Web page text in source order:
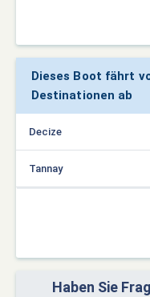
Dieses Boot fährt
Destinationen ab
Decize
Tannay
Haben Sie